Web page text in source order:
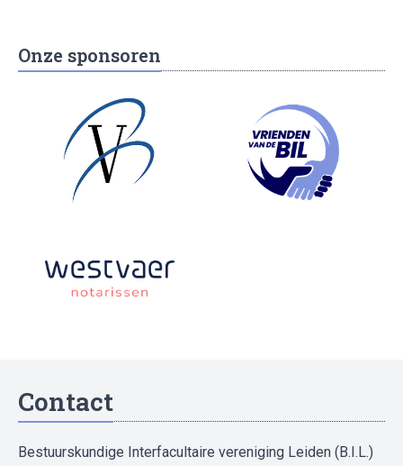
Onze sponsoren
Contact
Bestuurskundige Interfacultaire vereniging Leiden (B.I.L.)